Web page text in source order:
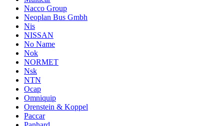
Nacco Group
Neoplan Bus Gmbh
Nis
NISSAN
No Name
Nok
NORMET
Nsk
NTN
Ocap
Omniquip
Orenstein & Koppel
Paccar